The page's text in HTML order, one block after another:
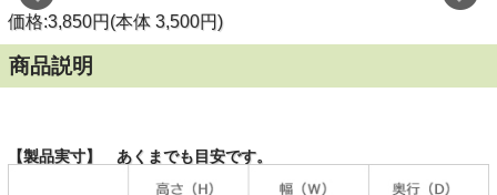
価格:3,850円(本体 3,500円)
商品説明
【製品実寸】 あくまでも目安です。